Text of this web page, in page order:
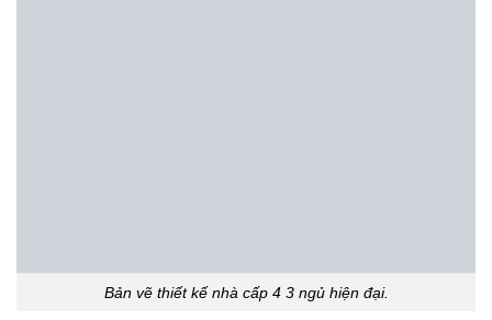
Bản vẽ thiết kế nhà cấp 4 3 ngủ hiện đại.